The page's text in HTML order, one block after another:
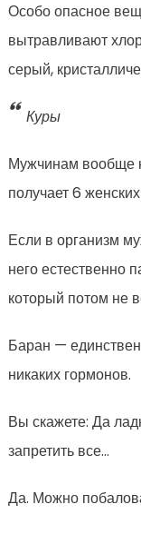
Особо опасное
вытравливают
серый,
Куры
Мужчинам вообще
получает 6
Если в организм
него естественно
который потом не
Баран —
никаких гормонов.
Вы скажете: Да
запретить все…
Да. Можно